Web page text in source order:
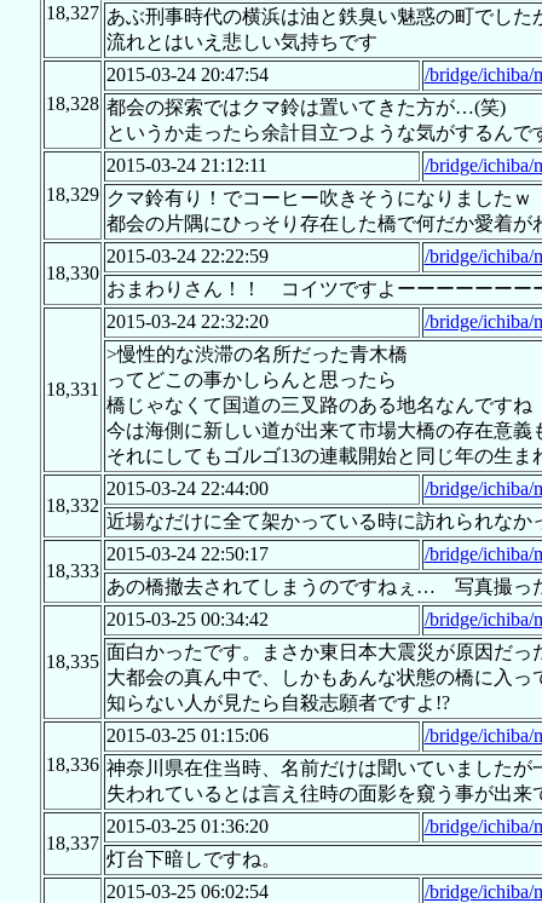
18,327 あぶ刑事時代の横浜は油と鉄臭い魅惑の町でし
流れとはいえ悲しい気持ちです
18,328
2015-03-24 20:47:54
/bridge/ichiba/
都会の探索ではクマ鈴は置いてきた方が…(笑)
というか走ったら余計目立つような気がするんで
18,329
2015-03-24 21:12:11
/bridge/ichiba/
クマ鈴有り！でコーヒー吹きそうになりましたｗ
都会の片隅にひっそり存在した橋で何だか愛着が
18,330
2015-03-24 22:22:59
/bridge/ichiba/
おまわりさん！！ コイツですよーーーーーーー
18,331
2015-03-24 22:32:20
/bridge/ichiba/
>慢性的な渋滞の名所だった青木橋
ってどこの事かしらんと思ったら
橋じゃなくて国道の三叉路のある地名なんですね
今は海側に新しい道が出来て市場大橋の存在意義
それにしてもゴルゴ13の連載開始と同じ年の生ま
18,332
2015-03-24 22:44:00
/bridge/ichiba/
近場なだけに全て架かっている時に訪れられなか
18,333
2015-03-24 22:50:17
/bridge/ichiba/
あの橋撤去されてしまうのですねぇ… 写真撮っ
18,335
2015-03-25 00:34:42
/bridge/ichiba/
面白かったです。まさか東日本大震災が原因だ
大都会の真ん中で、しかもあんな状態の橋に入
知らない人が見たら自殺志願者ですよ!?
18,336
2015-03-25 01:15:06
/bridge/ichiba/
神奈川県在住当時、名前だけは聞いていました
失われているとは言え往時の面影を窺う事が出
18,337
2015-03-25 01:36:20
/bridge/ichiba/
灯台下暗しですね。
2015-03-25 06:02:54
/bridge/ichiba/